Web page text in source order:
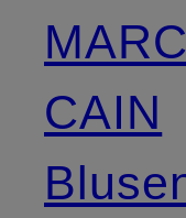
MARC
CAIN